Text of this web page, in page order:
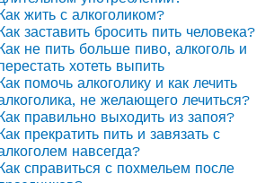
жить с алкоголиком?
заставить бросить пить человека?
не пить больше пиво, алкоголь и
хотеть выпить
помочь алкоголику и как лечить
не желающего лечиться?
правильно выходить из запоя?
прекратить пить и завязать с
навсегда?
справиться с похмельем после